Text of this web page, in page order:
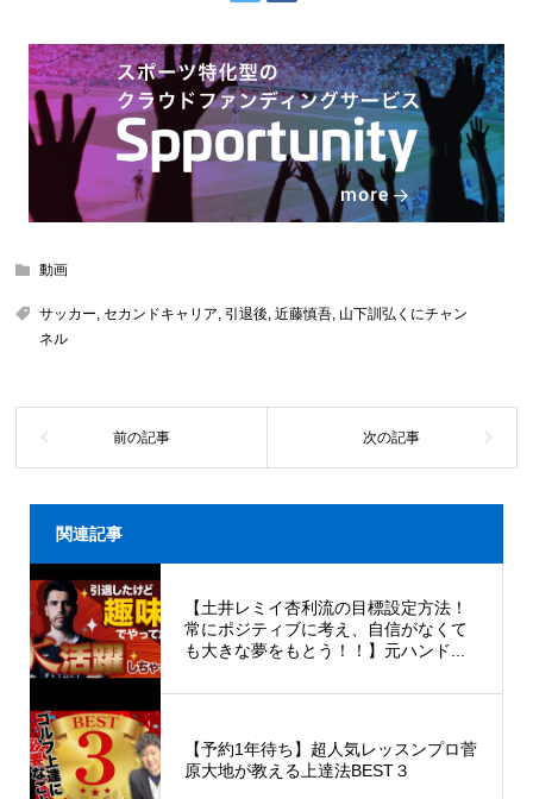
動画
サッカー,セカンドキャリア, 引退後,近藤慎吾, 山下訓弘くにチャン
ネル
関連記事
【土井レミイ杏利流の目標設定方法！
常にポジティブに考え、自信がなくて
も大きな夢をもとう！！】元ハンド...
【予約1年待ち】超人気レッスンプロ菅
原大地が教える上達法BEST３